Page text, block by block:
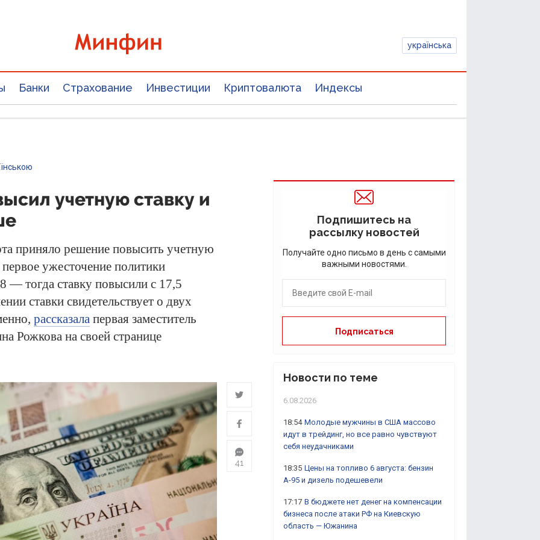
українська
Банки Страхование Инвестиции Криптовалюта Индексы
учетную ставку и
приняло решение повысить учетную
ужесточение политики
— тогда ставку повысили с 17,5
ставки свидетельствует о двух
рассказала первая заместитель
Рожкова на своей странице
41
Подпишитесь на
рассылку новостей
Получайте одно письмо в день с самыми
важными новостями.
Новости по теме
6.08.2026
18:54 Молодые мужчины в США массово
идут в трейдинг, но все равно чувствуют
себя неудачниками
18:35 Цены на топливо 6 августа: бензин
А-95 и дизель подешевели
17:17 В бюджете нет денег на компенсации
бизнеса после атаки РФ на Киевскую
область — Южанина